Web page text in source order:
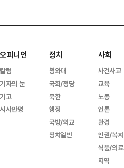
오피니언
칼럼
기자의 눈
기고
시사만평
정치
청와대
국회/정당
북한
행정
국방/외교
정치일반
사회
사건사고
교육
노동
언론
환경
인권/복지
식품/의료
지역